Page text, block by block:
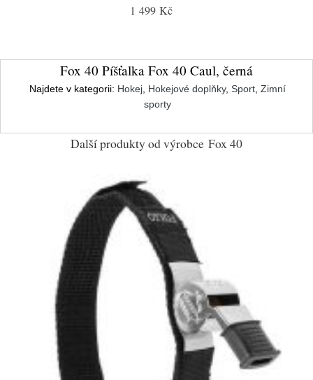
1 499 Kč
Fox 40 Píšťalka Fox 40 Caul, černá
Najdete v kategorii: Hokej, Hokejové doplňky, Sport, Zimní
sporty
Další produkty od výrobce Fox 40